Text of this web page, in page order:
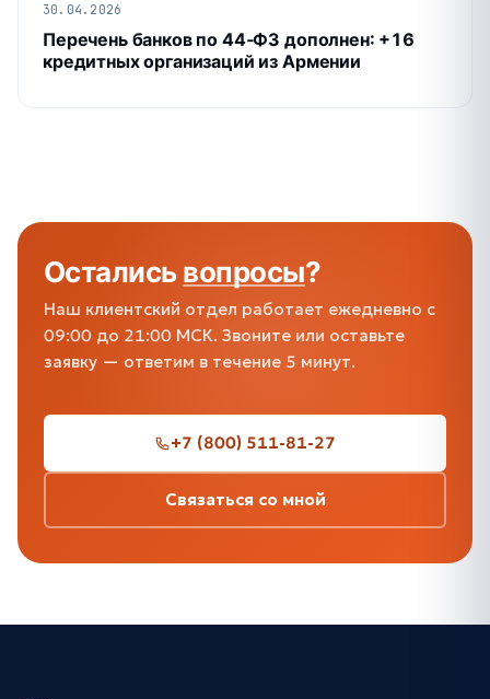
30.04.2026
Перечень банков по 44‑ФЗ дополнен: +16
кредитных организаций из Армении
Осталисьвопросы?
Наш клиентский отдел работает ежедневно с
09:00 до 21:00 МСК. Звоните или оставьте
заявку — ответим в течение 5 минут.
+7 (800) 511-81-27
Связаться со мной